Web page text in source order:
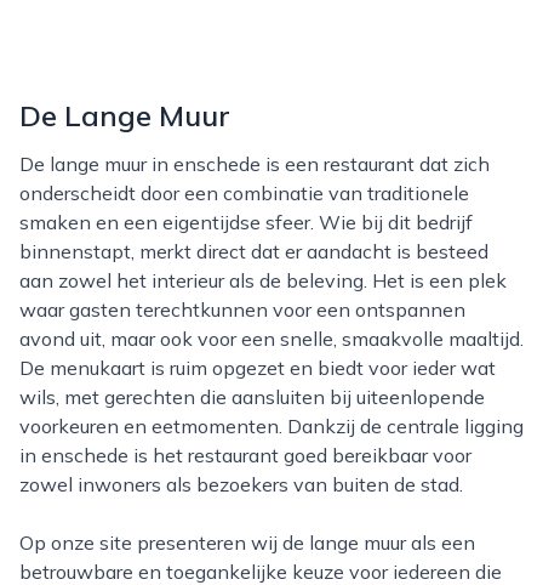
De Lange Muur
De lange muur in enschede is een restaurant dat zich
onderscheidt door een combinatie van traditionele
smaken en een eigentijdse sfeer. Wie bij dit bedrijf
binnenstapt, merkt direct dat er aandacht is besteed
aan zowel het interieur als de beleving. Het is een plek
waar gasten terechtkunnen voor een ontspannen
avond uit, maar ook voor een snelle, smaakvolle maaltijd.
De menukaart is ruim opgezet en biedt voor ieder wat
wils, met gerechten die aansluiten bij uiteenlopende
voorkeuren en eetmomenten. Dankzij de centrale ligging
in enschede is het restaurant goed bereikbaar voor
zowel inwoners als bezoekers van buiten de stad.
Op onze site presenteren wij de lange muur als een
betrouwbare en toegankelijke keuze voor iedereen die